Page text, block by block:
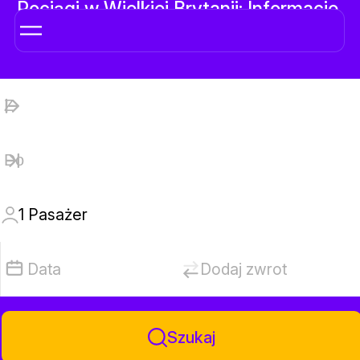
Pociągi w Wielkiej Brytanii: Informacje,
1 Pasażer
Data Dodaj zwrot
Szukaj